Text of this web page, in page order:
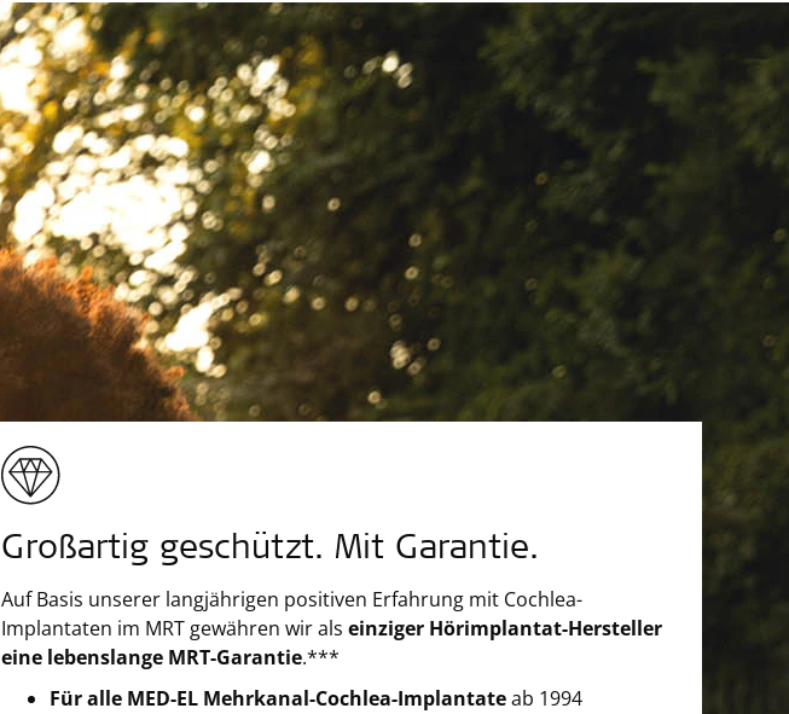
Großartig geschützt. Mit Garantie.
Auf Basis unserer langjährigen positiven Erfahrung mit Cochlea-
Implantaten im MRT gewähren wir als einziger Hörimplantat-Hersteller
eine lebenslange MRT-Garantie.***
Für alle MED-EL Mehrkanal-Cochlea-Implantateab 1994